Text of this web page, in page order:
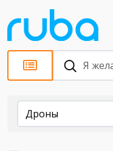
Каталог
Дроны